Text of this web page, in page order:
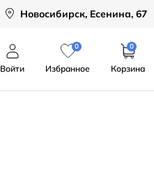
Новосибирск, Есенина, 67
Войти
0
Избранное
0
Корзина